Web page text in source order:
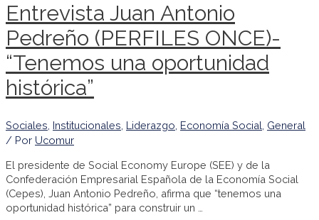
Entrevista Juan Antonio
Pedreño (PERFILES ONCE)-
“Tenemos una oportunidad
histórica”
Sociales Institucionales Liderazgo Economía Social General
/ Por Ucomur
El presidente de Social Economy Europe (SEE) y de la
Confederación Empresarial Española de la Economía Social
(Cepes), Juan Antonio Pedreño, afirma que “tenemos una
oportunidad histórica” para construir un …